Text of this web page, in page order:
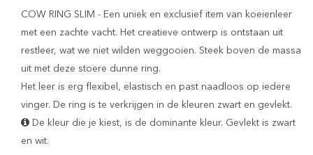
COW RING SLIM - Een uniek en exclusief item van koeienleer
met een zachte vacht. Het creatieve ontwerp is ontstaan uit
restleer, wat we niet wilden weggooien. Steek boven de massa
uit met deze stoere dunne ring.
Het leer is erg flexibel, elastisch en past naadloos op iedere
vinger. De ring is te verkrijgen in de kleuren zwart en gevlekt.
De kleur die je kiest, is de dominante kleur. Gevlekt is zwart
en wit.